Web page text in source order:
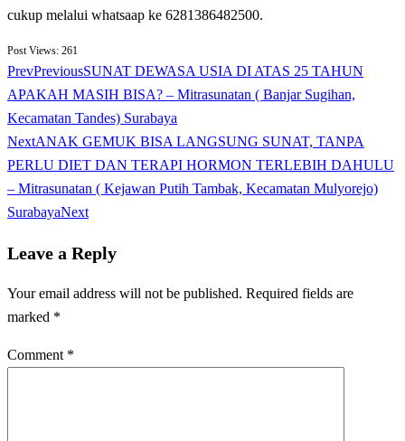
cukup melalui whatsaap ke 6281386482500.
Post Views: 261
PrevPreviousSUNAT DEWASA USIA DI ATAS 25 TAHUN
APAKAH MASIH BISA? – Mitrasunatan ( Banjar Sugihan,
Kecamatan Tandes) Surabaya
NextANAK GEMUK BISA LANGSUNG SUNAT, TANPA
PERLU DIET DAN TERAPI HORMON TERLEBIH DAHULU
– Mitrasunatan ( Kejawan Putih Tambak, Kecamatan Mulyorejo)
SurabayaNext
Leave a Reply
Your email address will not be published. Required fields are
marked *
Comment *